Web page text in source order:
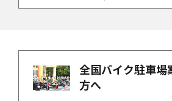
全国バイク駐車場
方へ